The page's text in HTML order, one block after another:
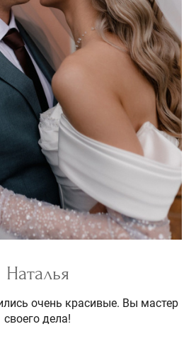
Наталья
очень красивые. Вы мастер
своего дела!